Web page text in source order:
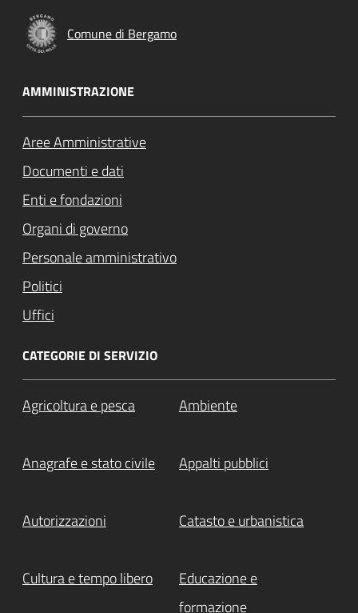
Comune di Bergamo
AMMINISTRAZIONE
Aree Amministrative
Documenti e dati
Enti e fondazioni
Organi di governo
Personale amministrativo
Politici
Uffici
CATEGORIE DI SERVIZIO
Agricoltura e pesca Ambiente
Anagrafe e stato civile Appalti pubblici
Autorizzazioni Catasto e urbanistica
Cultura e tempo libero
Educazione e
formazione